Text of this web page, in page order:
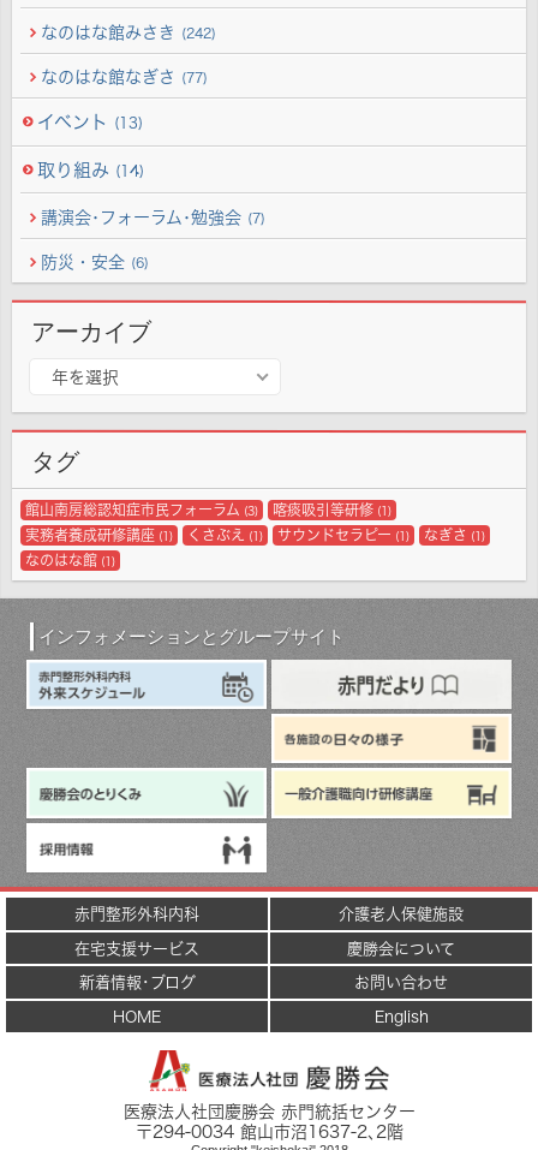
なのはな館みさき (242)
なのはな館なぎさ (77)
イベント (13)
取り組み (14)
講演会･フォーラム･勉強会 (7)
防災・安全 (6)
アーカイブ
カ
年を選択
タグ
館山南房総認知症市民フォーラム (3) 喀痰吸引等研修(1)
実務者養成研修講座 (1) くさぶえ (1) サウンドセラピー (1) なぎさ (1)
なのはな館(1)
インフォメーションとグループサイト
赤門整形外科内科
介護老人保健施設
在宅支援サービス
慶勝会について
新着情報･ブログ
お問い合わせ
HOME
English
医療法人社団慶勝会 赤門統括センター
〒294-0034 館山市沼1637-2､2階